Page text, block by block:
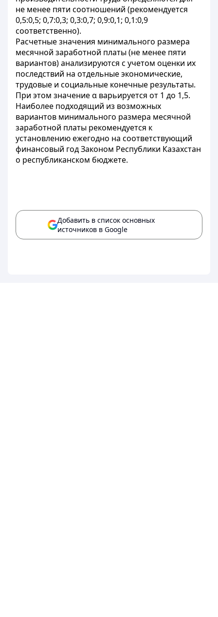
не менее пяти соотношений (рекомендуется
0,5:0,5; 0,7:0,3; 0,3:0,7; 0,9:0,1; 0,1:0,9
соответственно).
Расчетные значения минимального размера
месячной заработной платы (не менее пяти
вариантов) анализируются с учетом оценки их
последствий на отдельные экономические,
трудовые и социальные конечные результаты.
При этом значение α варьируется от 1 до 1,5.
Наиболее подходящий из возможных
вариантов минимального размера месячной
заработной платы рекомендуется к
установлению ежегодно на соответствующий
финансовый год Законом Республики Казахстан
о республиканском бюджете.
Добавить в список основных
источников в Google